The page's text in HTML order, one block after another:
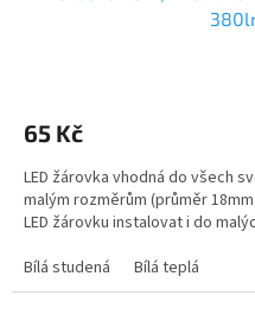
65 Kč
LED žárovka vhodná do všech
malým rozměrům (průměr
LED žárovku instalovat i do
Bílá studená
Bílá teplá